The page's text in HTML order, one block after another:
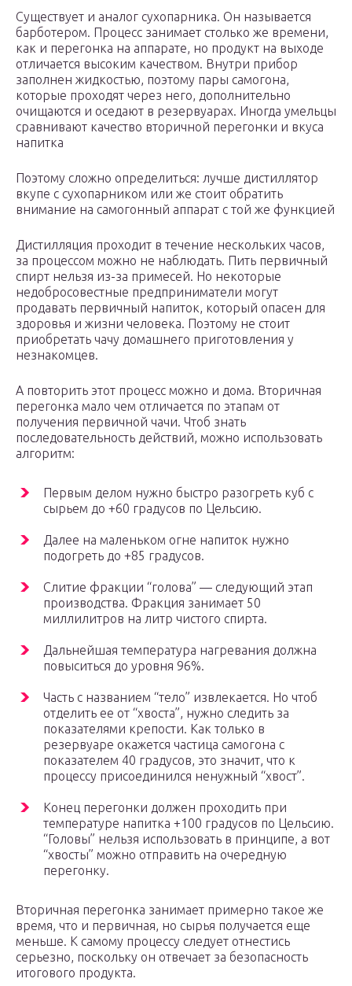
Существует и аналог сухопарника. Он называется
барботером. Процесс занимает столько же времени,
как и перегонка на аппарате, но продукт на выходе
отличается высоким качеством. Внутри прибор
заполнен жидкостью, поэтому пары самогона,
которые проходят через него, дополнительно
очищаются и оседают в резервуарах. Иногда умельцы
сравнивают качество вторичной перегонки и вкуса
напитка
Поэтому сложно определиться: лучше дистиллятор
вкупе с сухопарником или же стоит обратить
внимание на самогонный аппарат с той же функцией
Дистилляция проходит в течение нескольких часов,
за процессом можно не наблюдать. Пить первичный
спирт нельзя из-за примесей. Но некоторые
недобросовестные предприниматели могут
продавать первичный напиток, который опасен для
здоровья и жизни человека. Поэтому не стоит
приобретать чачу домашнего приготовления у
незнакомцев.
А повторить этот процесс можно и дома. Вторичная
перегонка мало чем отличается по этапам от
получения первичной чачи. Чтоб знать
последовательность действий, можно использовать
алгоритм:
Первым делом нужно быстро разогреть куб с
сырьем до +60 градусов по Цельсию.
Далее на маленьком огне напиток нужно
подогреть до +85 градусов.
Слитие фракции “голова” — следующий этап
производства. Фракция занимает 50
миллилитров на литр чистого спирта.
Дальнейшая температура нагревания должна
повыситься до уровня 96%.
Часть с названием “тело” извлекается. Но чтоб
отделить ее от “хвоста”, нужно следить за
показателями крепости. Как только в
резервуаре окажется частица самогона с
показателем 40 градусов, это значит, что к
процессу присоединился ненужный “хвост”.
Конец перегонки должен проходить при
температуре напитка +100 градусов по Цельсию.
“Головы” нельзя использовать в принципе, а вот
“хвосты” можно отправить на очередную
перегонку.
Вторичная перегонка занимает примерно такое же
время, что и первичная, но сырья получается еще
меньше. К самому процессу следует отнестись
серьезно, поскольку он отвечает за безопасность
итогового продукта.